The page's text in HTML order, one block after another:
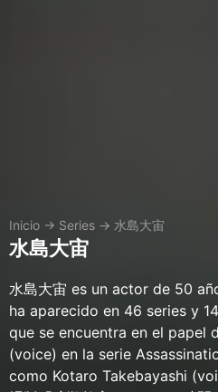
Inicio → Series → 水島大宙
水島大宙
水島大宙 es un actor de 50
ha aparecido en 46 series y
que se encuentra en el papel
(voice) en la serie
como Kotaro Takebayashi